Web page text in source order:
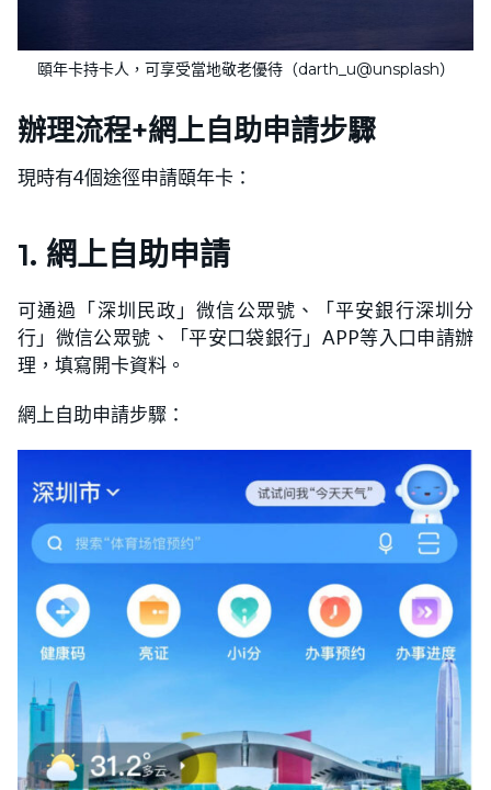
頤年卡持卡人，可享受當地敬老優待（darth_u@unsplash）
辦理流程+網上自助申請步驟
現時有4個途徑申請頤年卡：
1. 網上自助申請
可通過「深圳民政」微信公眾號、「平安銀行深圳分
行」微信公眾號、「平安口袋銀行」APP等入口申請辦
理，填寫開卡資料。
網上自助申請步驟：